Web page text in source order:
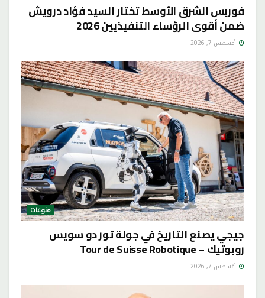
فوربس الشرق الأوسط تختار السيد فؤاد درويش
ضمن أقوى الرؤساء التنفيذيين 2026
أغسطس 7, 2026
منوعات
جيجي يصنع التاريخ في جولة تور دو سويس
روبوتيك – Tour de Suisse Robotique
أغسطس 7, 2026